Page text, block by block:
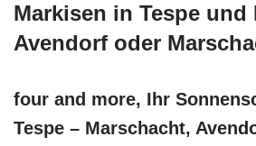
Markisen in Tespe
Avendorf oder
four and more, Ihr
Tespe – Marschacht,